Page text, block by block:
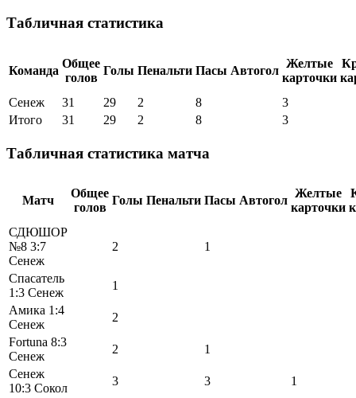
Табличная статистика
Команда
Общее
голов
Голы Пенальти Пасы Автогол
Желтые
карточки
Сенеж
31 29 2 8
3
Итого
31 29 2 8 3
Табличная статистика матча
Матч
Общее
голов
Голы Пенальти Пасы Автогол
Желтые
карточки
СДЮШОР
№8 3:7
Сенеж
2 1
Спасатель
1:3 Сенеж
1
Амика 1:4
Сенеж
2
Fortuna 8:3
Сенеж
2
1
Сенеж
10:3 Сокол
3 3
1